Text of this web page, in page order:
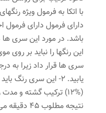
سری ها قرار داد زیرا به
(%12) ترکیب گشته و
نتیجه مطلوب 45 دقیقه می باشد.